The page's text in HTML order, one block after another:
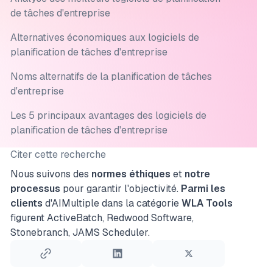
de tâches d'entreprise
Alternatives économiques aux logiciels de
planification de tâches d'entreprise
Noms alternatifs de la planification de tâches
d'entreprise
Les 5 principaux avantages des logiciels de
planification de tâches d'entreprise
Citer cette recherche
Nous suivons des normes éthiques et notre
processus pour garantir l'objectivité. Parmi les
clients d'AIMultiple dans la catégorieWLA Tools
figurent ActiveBatch, Redwood Software,
Stonebranch, JAMS Scheduler.